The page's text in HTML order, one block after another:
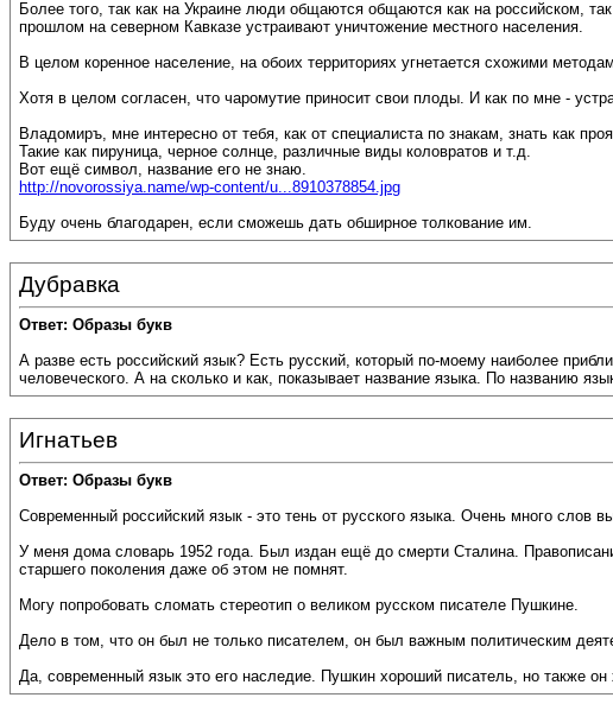
Более того, так как на Украине люди общаются общаются как на российском,
прошлом на северном Кавказе устраивают уничтожение местного населения.
В целом коренное население, на обоих территориях угнетается схожими
Хотя в целом согласен, что чаромутие приносит свои плоды. И как по мне -
Владомиръ, мне интересно от тебя, как от специалиста по знакам, знать как
Такие как пируница, черное солнце, различные виды коловратов и т.д.
Вот ещё символ, название его не знаю.
http://novorossiya.name/wp-content/u...8910378854.jpg
Буду очень благодарен, если сможешь дать обширное толкование им.
Дубравка
Ответ: Образы букв
А разве есть российский язык? Есть русский, который по-моему наиболее
человеческого. А на сколько и как, показывает название языка. По названию
Игнатьев
Ответ: Образы букв
Современный российский язык - это тень от русского языка. Очень много слов
У меня дома словарь 1952 года. Был издан ещё до смерти Сталина.
старшего поколения даже об этом не помнят.
Могу попробовать сломать стереотип о великом русском писателе Пушкине.
Дело в том, что он был не только писателем, он был важным политическим
Да, современный язык это его наследие. Пушкин хороший писатель, но также